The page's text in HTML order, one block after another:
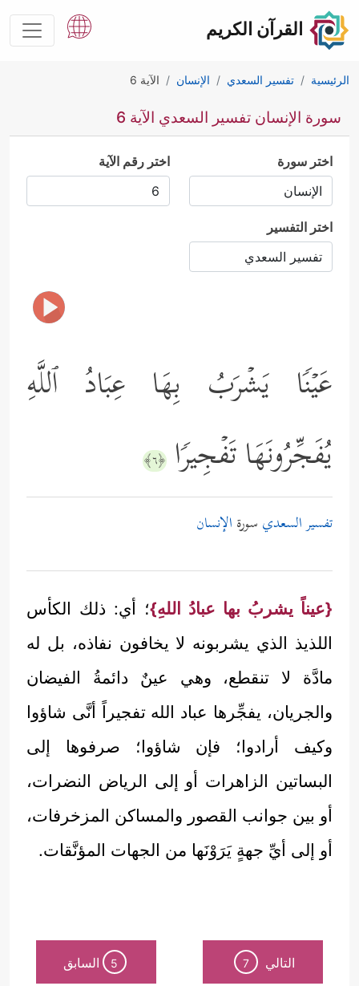
القرآن الكريم
الرئيسية تفسير السعدي الإنسان الآية 6
سورة الإنسان تفسير السعدي الآية 6
اختر سورة اختر رقم الآية
اختر التفسير
عَیۡنࣰا یَشۡرَبُ بِهَا عِبَادُ ٱللَّهِ
یُفَجِّرُونَهَا تَفۡجِیرࣰا ﴿٦﴾
تفسير السعدي سورة الإنسان
{عيناً يشربُ بها عبادُ اللهِ}؛ أي: ذلك الكأس
اللذيذ الذي يشربونه لا يخافون نفاذه، بل له
مادَّة لا تنقطع، وهي عينٌ دائمةُ الفيضان
والجريان، يفجِّرها عباد الله تفجيراً أنَّى شاؤوا
وكيف أرادوا؛ فإن شاؤوا؛ صرفوها إلى
البساتين الزاهرات أو إلى الرياض النضرات،
أو بين جوانب القصور والمساكن المزخرفات،
أو إلى أيِّ جهةٍ يَرَوْنَها من الجهات المؤنَّقات.
التالي 7
5 السابق